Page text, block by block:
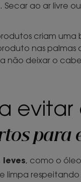
ao ar livre
criam
nas palmas
não deixar o
para
, como o
limpa